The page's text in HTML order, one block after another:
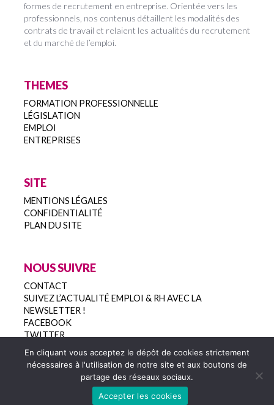
formes de recrutement en entreprise. Orientée vers les
professionnels, nos contenus détaillent les modalités des
contrats de travail et relaient les actualités du recrutement
et du marché de l’emploi.
THEMES
FORMATION PROFESSIONNELLE
LÉGISLATION
EMPLOI
ENTREPRISES
SITE
MENTIONS LÉGALES
CONFIDENTIALITÉ
PLAN DU SITE
NOUS SUIVRE
CONTACT
SUIVEZ L’ACTUALITÉ EMPLOI & RH AVEC LA
NEWSLETTER !
FACEBOOK
TWITTER
Copyright 2022
En cliquant vous acceptez le dépôt de cookies strictement
nécessaires à l'utilisation de notre site et aux boutons de
partage des réseaux sociaux.
Accepter les cookies